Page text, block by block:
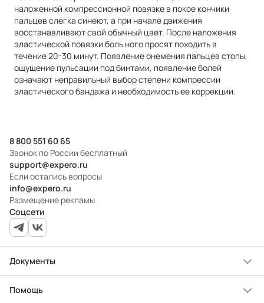
наложенной компрессионной повязке в покое кончики
пальцев слегка синеют, а при начале движения
восстанавливают свой обычный цвет. После наложения
эластической повязки боль ного просят походить в
течение 20-30 минут. Появление онемения пальцев стопы,
ощущение пульсации под бинтами, появление болей
означают неправильный выбор степени компрессии
эластического бандажа и необходимость ее коррекции.
8 800 551 60 65
Звонок по России бесплатный
support@expero.ru
Если остались вопросы
info@expero.ru
Размещение рекламы
Соцсети
Документы
Помощь